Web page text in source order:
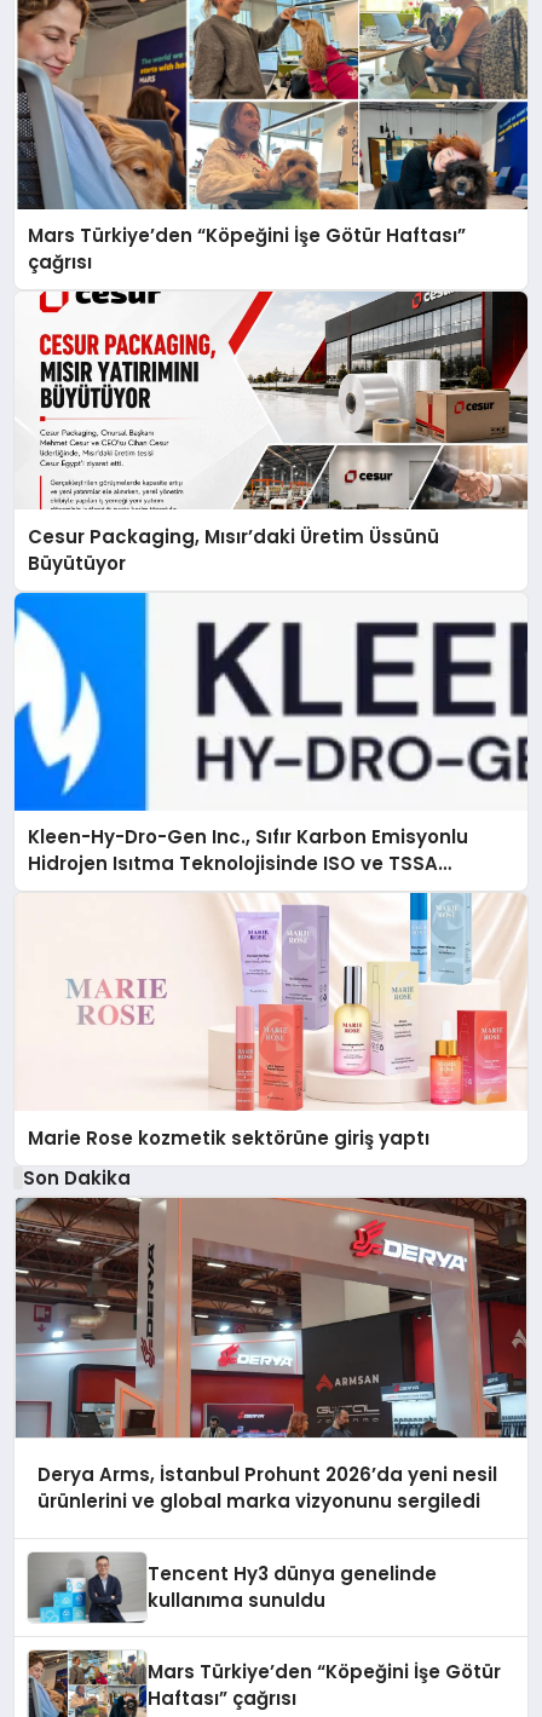
Mars Türkiye’den “Köpeğini İşe Götür Haftası”
çağrısı
Cesur Packaging, Mısır’daki Üretim Üssünü
Büyütüyor
Kleen-Hy-Dro-Gen Inc., Sıfır Karbon Emisyonlu
Hidrojen Isıtma Teknolojisinde ISO ve TSSA
Düzenleyici Onaylarını Aldı
Marie Rose kozmetik sektörüne giriş yaptı
Son Dakika
Derya Arms, İstanbul Prohunt 2026’da yeni nesil
ürünlerini ve global marka vizyonunu sergiledi
Tencent Hy3 dünya genelinde
kullanıma sunuldu
Mars Türkiye’den “Köpeğini İşe Götür
Haftası” çağrısı